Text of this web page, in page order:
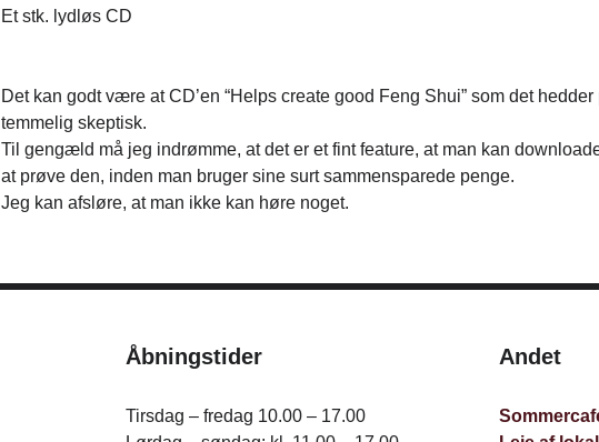
Et stk. lydløs CD
Det kan godt være at CD’en “Helps create good Feng Shui” som det
temmelig skeptisk.
Til gengæld må jeg indrømme, at det er et fint feature, at man kan
at prøve den, inden man bruger sine surt sammensparede penge.
Jeg kan afsløre, at man ikke kan høre noget.
Åbningstider
Tirsdag – fredag 10.00 – 17.00
Andet